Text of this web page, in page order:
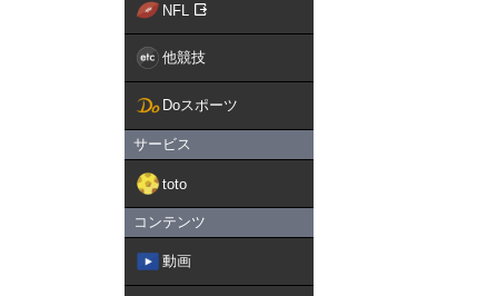
NFL
他競技
Doスポーツ
サービス
toto
コンテンツ
動画